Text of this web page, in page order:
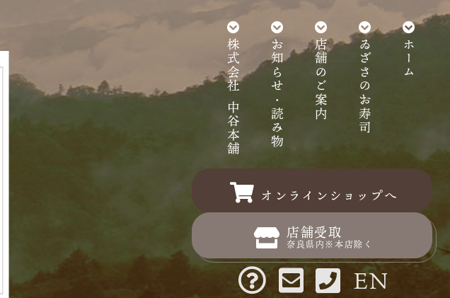
ホーム
ゐざさのお寿司
店舗のご案内
お知らせ・読み物
株式会社 中谷本舗
オンラインショップへ
店舗受取
奈良県内※本店除く
EN